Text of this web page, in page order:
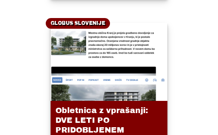
GLOBUS SLOVENIJE
Obletnica z vprašanji:
DVE LETI PO
PRIDOBLJENEM